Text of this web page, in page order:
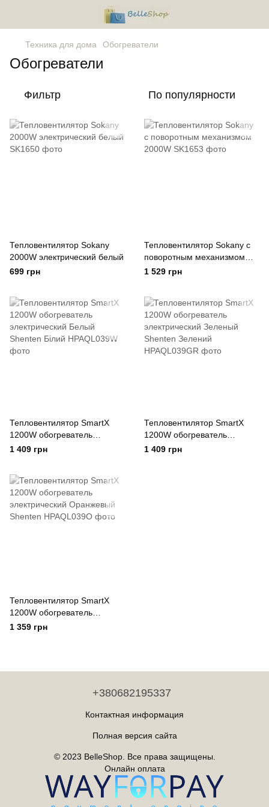
Техника для дома Обогреватели
Обогреватели
Фильтр По популярности
Тепловентилятор Sokany
2000W электрический белый
699 грн
Тепловентилятор Sokany с
поворотным механизмом
2000W
1 529 грн
Тепловентилятор SmartX
1200W обогреватель
электрический Белый
1 409 грн
Тепловентилятор SmartX
1200W обогреватель
электрический Зеленый
1 409 грн
Тепловентилятор SmartX
1200W обогреватель
электрический Оранжевый
1 359 грн
+380682195337
Контактная информация
Полная версия сайта
© 2023 BelleShop. Все права защищены.
Онлайн оплата